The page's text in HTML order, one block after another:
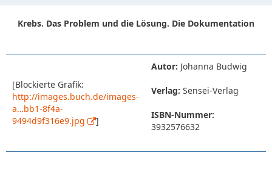
Krebs. Das Problem und die Lösung. Die Dokumentation
[Blockierte Grafik:
http://images.buch.de/images-
a…bb1-8f4a-
9494d9f316e9.jpg
]
Autor: Johanna Budwig
Verlag: Sensei-Verlag
ISBN-Nummer:
3932576632